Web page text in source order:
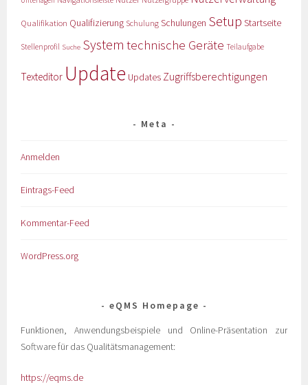
Qualifikation Qualifizierung Schulung Schulungen Setup Startseite
Stellenprofil Suche System technische Geräte Teilaufgabe
Texteditor Update Updates Zugriffsberechtigungen
Meta
Anmelden
Eintrags-Feed
Kommentar-Feed
WordPress.org
eQMS Homepage
Funktionen, Anwendungsbeispiele und Online-Präsentation zur
Software für das Qualitätsmanagement:
https://eqms.de